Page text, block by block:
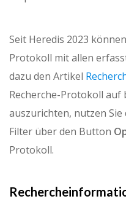
Seit Heredis 2023
Protokoll mit allen
dazu den Artikel
Recherche-Protokoll
auszurichten, nutzen
Filter über den Button
Protokoll.